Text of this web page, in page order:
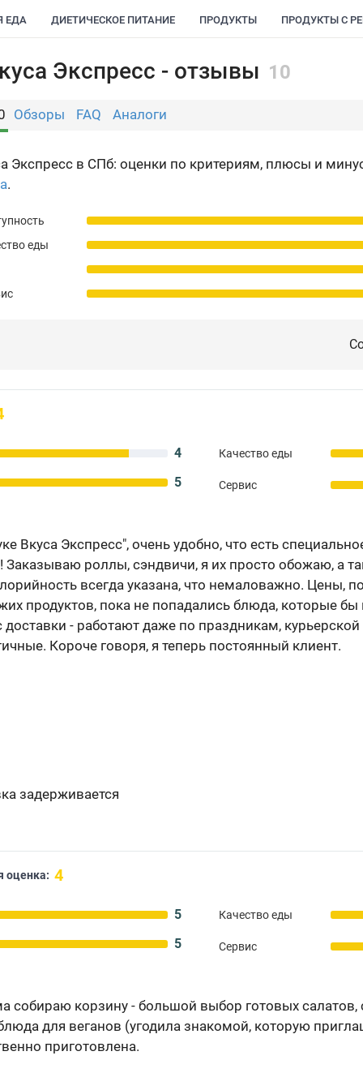
ЕДА ДИЕТИЧЕСКОЕ ПИТАНИЕ ПРОДУКТЫ ПРОДУКТЫ С
Экспресс - отзывы 10
Обзоры FAQ Аналоги
Экспресс в СПб: оценки по критериям, плюсы и
.
еды
4 Качество еды
5 Сервис
Вкуса Экспресс", очень удобно, что есть
Заказываю роллы, сэндвичи, я их просто обожаю, а
всегда указана, что немаловажно. Цены,
продуктов, пока не попадались блюда, которые бы
- работают даже по праздникам, курьерской
Короче говоря, я теперь постоянный клиент.
задерживается
оценка: 4
5 Качество еды
5 Сервис
собираю корзину - большой выбор готовых салатов,
для веганов (угодила знакомой, которую
приготовлена.